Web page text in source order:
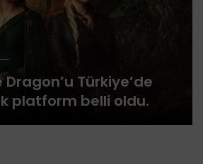
Türkiye’de
platform belli oldu.